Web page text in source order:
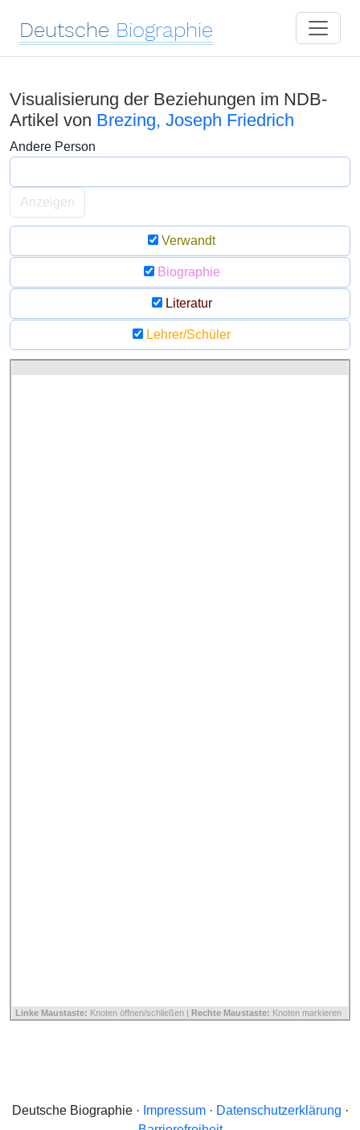
Deutsche Biographie
Visualisierung der Beziehungen im NDB-
Artikel von Brezing, Joseph Friedrich
Andere Person
Anzeigen
Verwandt
Biographie
Literatur
Lehrer/Schüler
Linke Maustaste: Knoten öffnen/schließen | Rechte Maustaste: Knoten markieren
Deutsche Biographie · Impressum· Datenschutzerklärung ·